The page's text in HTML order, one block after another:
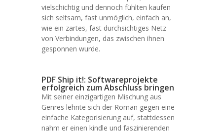
vielschichtig und dennoch fühlten kaufen
sich seltsam, fast unmöglich, einfach an,
wie ein zartes, fast durchsichtiges Netz
von Verbindungen, das zwischen ihnen
gesponnen wurde.
PDF Ship it!: Softwareprojekte
erfolgreich zum Abschluss bringen
Mit seiner einzigartigen Mischung aus
Genres lehnte sich der Roman gegen eine
einfache Kategorisierung auf, stattdessen
nahm er einen kindle und faszinierenden